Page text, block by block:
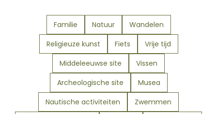
Familie Natuur
Wandelen
Religieuze kunst
Fiets
Vrije tijd
Middeleeuwse site
Vissen
Archeologische site
Musea
Nautische activiteiten
Zwemmen